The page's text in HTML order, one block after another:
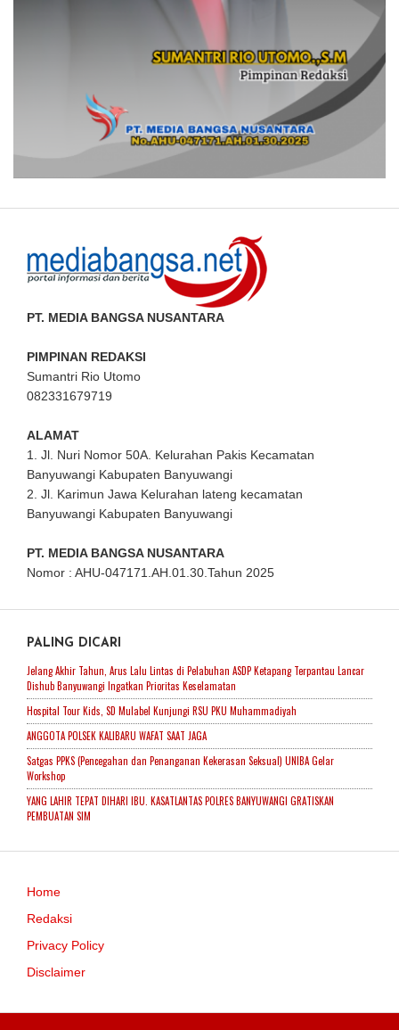
PT. MEDIA BANGSA NUSANTARA
PIMPINAN REDAKSI
Sumantri Rio Utomo
082331679719
ALAMAT
1. Jl. Nuri Nomor 50A. Kelurahan Pakis Kecamatan
Banyuwangi Kabupaten Banyuwangi
2. Jl. Karimun Jawa Kelurahan lateng kecamatan
Banyuwangi Kabupaten Banyuwangi
PT. MEDIA BANGSA NUSANTARA
Nomor : AHU-047171.AH.01.30.Tahun 2025
PALING DICARI
Jelang Akhir Tahun, Arus Lalu Lintas di Pelabuhan ASDP Ketapang Terpantau Lancar
Dishub Banyuwangi Ingatkan Prioritas Keselamatan
Hospital Tour Kids, SD Mulabel Kunjungi RSU PKU Muhammadiyah
ANGGOTA POLSEK KALIBARU WAFAT SAAT JAGA
Satgas PPKS (Pencegahan dan Penanganan Kekerasan Seksual) UNIBA Gelar
Workshop
YANG LAHIR TEPAT DIHARI IBU. KASATLANTAS POLRES BANYUWANGI GRATISKAN
PEMBUATAN SIM
Home
Redaksi
Privacy Policy
Disclaimer